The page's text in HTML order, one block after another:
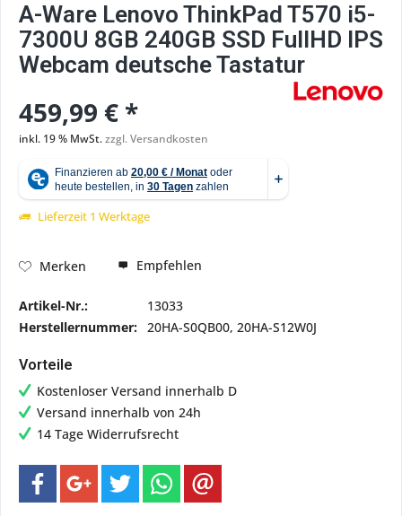
A-Ware Lenovo ThinkPad T570 i5-
7300U 8GB 240GB SSD FullHD IPS
Webcam deutsche Tastatur
459,99 € *
inkl. 19 % MwSt.zzgl. Versandkosten
Lieferzeit 1 Werktage
Merken Empfehlen
Artikel-Nr.:
13033
Herstellernummer: 20HA-S0QB00, 20HA-S12W0J
Vorteile
Kostenloser Versand innerhalb D
Versand innerhalb von 24h
14 Tage Widerrufsrecht